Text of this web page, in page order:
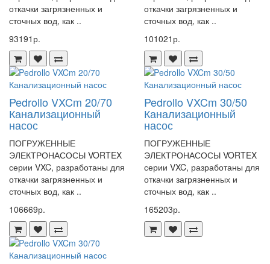
откачки загрязненных и
сточных вод, как ..
93191р.
откачки загрязненных и
сточных вод, как ..
101021р.
Pedrollo VXCm 20/70
Канализационный
насос
ПОГРУЖЕННЫЕ
ЭЛЕКТРОНАСОСЫ VORTEX
серии VXC, разработаны для
откачки загрязненных и
сточных вод, как ..
106669р.
Pedrollo VXCm 30/50
Канализационный
насос
ПОГРУЖЕННЫЕ
ЭЛЕКТРОНАСОСЫ VORTEX
серии VXC, разработаны для
откачки загрязненных и
сточных вод, как ..
165203р.